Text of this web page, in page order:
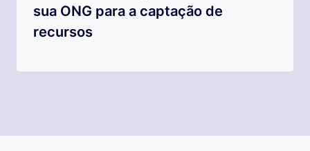
sua ONG para a captação de
recursos